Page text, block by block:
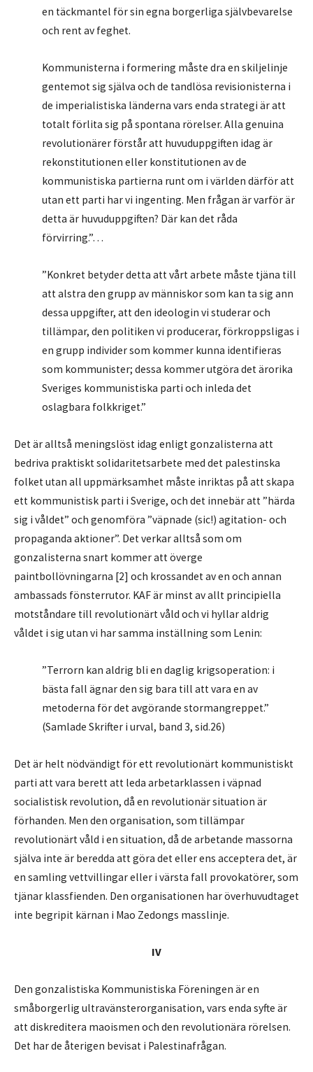
en täckmantel för sin egna borgerliga självbevarelse
och rent av feghet.
Kommunisterna i formering måste dra en skiljelinje
gentemot sig själva och de tandlösa revisionisterna i
de imperialistiska länderna vars enda strategi är att
totalt förlita sig på spontana rörelser. Alla genuina
revolutionärer förstår att huvuduppgiften idag är
rekonstitutionen eller konstitutionen av de
kommunistiska partierna runt om i världen därför att
utan ett parti har vi ingenting. Men frågan är varför är
detta är huvuduppgiften? Där kan det råda
förvirring.”…
”Konkret betyder detta att vårt arbete måste tjäna till
att alstra den grupp av människor som kan ta sig ann
dessa uppgifter, att den ideologin vi studerar och
tillämpar, den politiken vi producerar, förkroppsligas i
en grupp individer som kommer kunna identifieras
som kommunister; dessa kommer utgöra det ärorika
Sveriges kommunistiska parti och inleda det
oslagbara folkkriget.”
Det är alltså meningslöst idag enligt gonzalisterna att
bedriva praktiskt solidaritetsarbete med det palestinska
folket utan all uppmärksamhet måste inriktas på att skapa
ett kommunistisk parti i Sverige, och det innebär att ”härda
sig i våldet” och genomföra ”väpnade (sic!) agitation- och
propaganda aktioner”. Det verkar alltså som om
gonzalisterna snart kommer att överge
paintbollövningarna [2] och krossandet av en och annan
ambassads fönsterrutor. KAF är minst av allt principiella
motståndare till revolutionärt våld och vi hyllar aldrig
våldet i sig utan vi har samma inställning som Lenin:
”Terrorn kan aldrig bli en daglig krigsoperation: i
bästa fall ägnar den sig bara till att vara en av
metoderna för det avgörande stormangreppet.”
(Samlade Skrifter i urval, band 3, sid.26)
Det är helt nödvändigt för ett revolutionärt kommunistiskt
parti att vara berett att leda arbetarklassen i väpnad
socialistisk revolution, då en revolutionär situation är
förhanden. Men den organisation, som tillämpar
revolutionärt våld i en situation, då de arbetande massorna
själva inte är beredda att göra det eller ens acceptera det, är
en samling vettvillingar eller i värsta fall provokatörer, som
tjänar klassfienden. Den organisationen har överhuvudtaget
inte begripit kärnan i Mao Zedongs masslinje.
IV
Den gonzalistiska Kommunistiska Föreningen är en
småborgerlig ultravänsterorganisation, vars enda syfte är
att diskreditera maoismen och den revolutionära rörelsen.
Det har de återigen bevisat i Palestinafrågan.